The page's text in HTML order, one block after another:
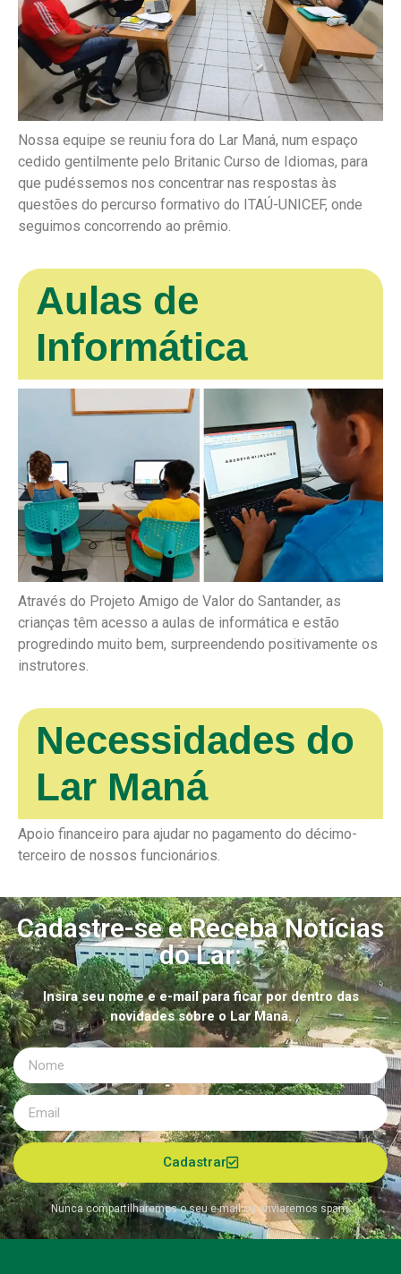
Nossa equipe se reuniu fora do Lar Maná, num espaço
cedido gentilmente pelo Britanic Curso de Idiomas, para
que pudéssemos nos concentrar nas respostas às
questões do percurso formativo do ITAÚ-UNICEF, onde
seguimos concorrendo ao prêmio.
Aulas de
Informática
Através do Projeto Amigo de Valor do Santander, as
crianças têm acesso a aulas de informática e estão
progredindo muito bem, surpreendendo positivamente os
instrutores.
Necessidades do
Lar Maná
Apoio financeiro para ajudar no pagamento do décimo-
terceiro de nossos funcionários.
Cadastre-se e Receba Notícias
do Lar:
Insira seu nome e e-mail para ficar por dentro das
novidades sobre o Lar Maná.
Cadastrar
Nunca compartilharemos o seu e-mail ou enviaremos spam.